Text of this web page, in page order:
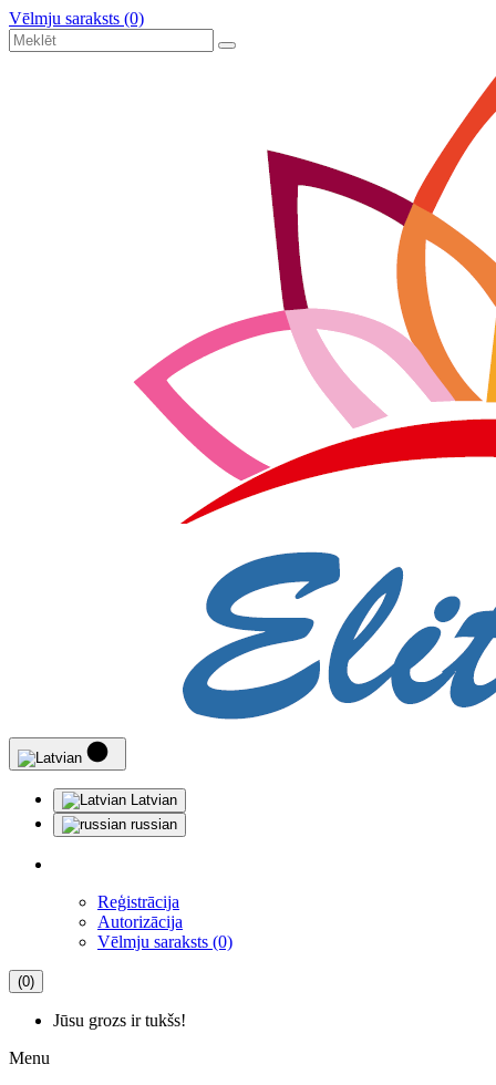
Vēlmju saraksts (0)
Latvian
russian
Reģistrācija
Autorizācija
Vēlmju saraksts (0)
(0)
Jūsu grozs ir tukšs!
Menu